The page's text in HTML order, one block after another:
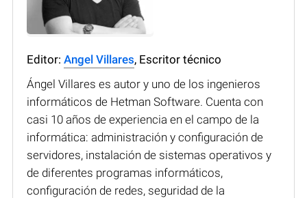
Editor: Angel Villares, Escritor técnico
Ángel Villares es autor y uno de los ingenieros
informáticos de Hetman Software. Cuenta con
casi 10 años de experiencia en el campo de la
informática: administración y configuración de
servidores, instalación de sistemas operativos y
de diferentes programas informáticos,
configuración de redes, seguridad de la